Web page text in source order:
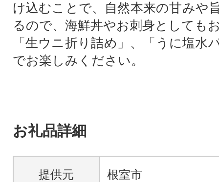
け込むことで、自然本来の甘みや
るので、海鮮丼やお刺身としても
「生ウニ折り詰め」、「うに塩水
でお楽しみください。
お礼品詳細
提供元 根室市